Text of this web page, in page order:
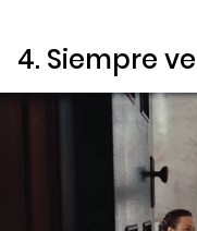
4. Siempre